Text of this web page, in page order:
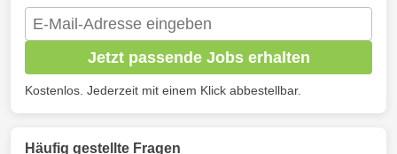
Jetzt passende Jobs erhalten
Kostenlos. Jederzeit mit einem Klick abbestellbar.
Häufig gestellte Fragen